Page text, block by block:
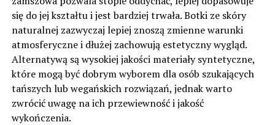
się do jej kształtu i jest bardziej trwała. Botki ze skóry
naturalnej zazwyczaj lepiej znoszą zmienne warunki
atmosferyczne i dłużej zachowują estetyczny wygląd.
Alternatywą są wysokiej jakości materiały syntetyczne,
które mogą być dobrym wyborem dla osób szukających
tańszych lub wegańskich rozwiązań, jednak warto
zwrócić uwagę na ich przewiewność i jakość
wykończenia.